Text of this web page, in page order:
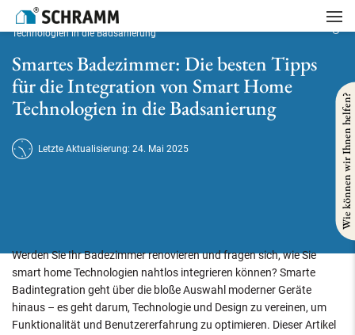
Startseite
Smartes Badezimmer: Die besten Tipps für die Integration von Smart Home
Technologien in die Badsanierung
Smartes Badezimmer: Die besten Tipps
für die Integration von Smart Home
Technologien in die Badsanierung
Letzte Aktualisierung: 24. Mai 2025
Werden Sie Ihr Badezimmer renovieren und fragen sich, wie Sie
smart home Technologien nahtlos integrieren können? Smarte
Badintegration geht über die bloße Auswahl moderner Geräte
hinaus – es geht darum, Technologie und Design zu vereinen, um
Funktionalität und Benutzererfahrung zu optimieren. Dieser Artikel
Wie können wir Ihnen helfen?